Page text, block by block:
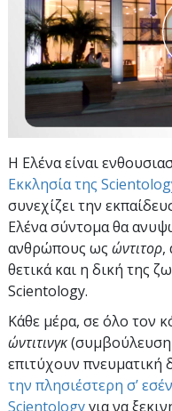
Η Ελένα είναι
Εκκλησία της
συνεχίζει την
Ελένα σύντομα θα
ανθρώπους ως ώντιτορ,
θετικά και η δική της
Scientology.
Κάθε μέρα, σε όλο τον
ώντιτινγκ(συμβούλευση
επιτύχουν πνευματική
την πλησιέστερη σ’
Scientologyγια να